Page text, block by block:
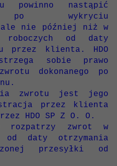
powinno nastąpić
po wykryciu
ale nie później niż w
od daty
przez klienta. HDO
sobie prawo
dokonanego po
zwrotu jest jego
przez klienta
HDO SP Z O. O.
rozpatrzy zwrot w
daty otrzymania
przesyłki od